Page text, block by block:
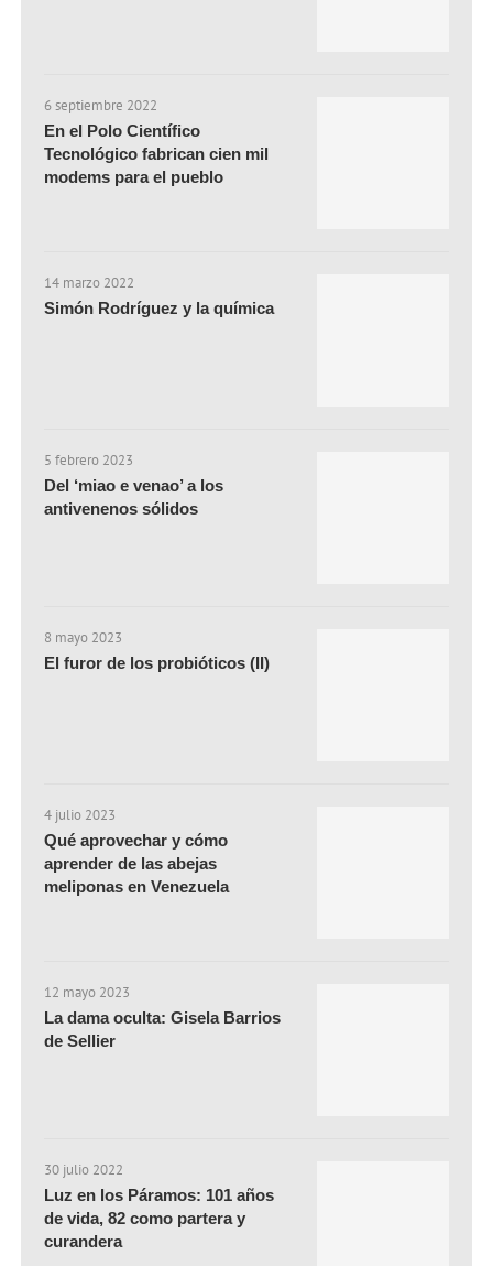
6 septiembre 2022
En el Polo Científico
Tecnológico fabrican cien mil
modems para el pueblo
14 marzo 2022
Simón Rodríguez y la química
5 febrero 2023
Del ‘miao e venao’ a los
antivenenos sólidos
8 mayo 2023
El furor de los probióticos (II)
4 julio 2023
Qué aprovechar y cómo
aprender de las abejas
meliponas en Venezuela
12 mayo 2023
La dama oculta: Gisela Barrios
de Sellier
30 julio 2022
Luz en los Páramos: 101 años
de vida, 82 como partera y
curandera